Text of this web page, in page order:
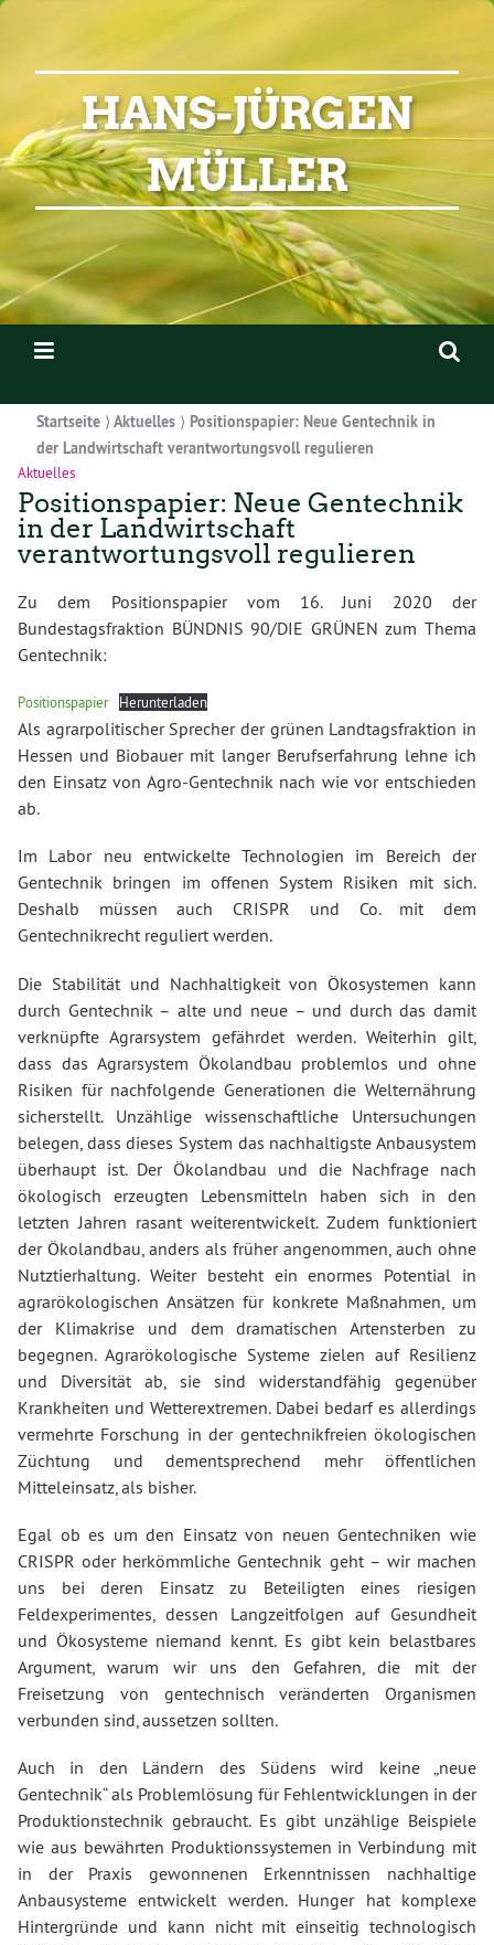
HANS-JÜRGEN
MÜLLER
Startseite ⟩ Aktuelles ⟩ Positionspapier: Neue Gentechnik in
der Landwirtschaft verantwortungsvoll regulieren
Aktuelles
Positionspapier: Neue Gentechnik
in der Landwirtschaft
verantwortungsvoll regulieren
Zu dem Positionspapier vom 16. Juni 2020 der
Bundestagsfraktion BÜNDNIS 90/DIE GRÜNEN zum Thema
Gentechnik:
Positionspapier Herunterladen
Als agrarpolitischer Sprecher der grünen Landtagsfraktion in
Hessen und Biobauer mit langer Berufserfahrung lehne ich
den Einsatz von Agro-Gentechnik nach wie vor entschieden
ab.
Im Labor neu entwickelte Technologien im Bereich der
Gentechnik bringen im offenen System Risiken mit sich.
Deshalb müssen auch CRISPR und Co. mit dem
Gentechnikrecht reguliert werden.
Die Stabilität und Nachhaltigkeit von Ökosystemen kann
durch Gentechnik – alte und neue – und durch das damit
verknüpfte Agrarsystem gefährdet werden. Weiterhin gilt,
dass das Agrarsystem Ökolandbau problemlos und ohne
Risiken für nachfolgende Generationen die Welternährung
sicherstellt. Unzählige wissenschaftliche Untersuchungen
belegen, dass dieses System das nachhaltigste Anbausystem
überhaupt ist. Der Ökolandbau und die Nachfrage nach
ökologisch erzeugten Lebensmitteln haben sich in den
letzten Jahren rasant weiterentwickelt. Zudem funktioniert
der Ökolandbau, anders als früher angenommen, auch ohne
Nutztierhaltung. Weiter besteht ein enormes Potential in
agrarökologischen Ansätzen für konkrete Maßnahmen, um
der Klimakrise und dem dramatischen Artensterben zu
begegnen. Agrarökologische Systeme zielen auf Resilienz
und Diversität ab, sie sind widerstandfähig gegenüber
Krankheiten und Wetterextremen. Dabei bedarf es allerdings
vermehrte Forschung in der gentechnikfreien ökologischen
Züchtung und dementsprechend mehr öffentlichen
Mitteleinsatz, als bisher.
Egal ob es um den Einsatz von neuen Gentechniken wie
CRISPR oder herkömmliche Gentechnik geht – wir machen
uns bei deren Einsatz zu Beteiligten eines riesigen
Feldexperimentes, dessen Langzeitfolgen auf Gesundheit
und Ökosysteme niemand kennt. Es gibt kein belastbares
Argument, warum wir uns den Gefahren, die mit der
Freisetzung von gentechnisch veränderten Organismen
verbunden sind, aussetzen sollten.
Auch in den Ländern des Südens wird keine „neue
Gentechnik“ als Problemlösung für Fehlentwicklungen in der
Produktionstechnik gebraucht. Es gibt unzählige Beispiele
wie aus bewährten Produktionssystemen in Verbindung mit
in der Praxis gewonnenen Erkenntnissen nachhaltige
Anbausysteme entwickelt werden. Hunger hat komplexe
Hintergründe und kann nicht mit einseitig technologisch